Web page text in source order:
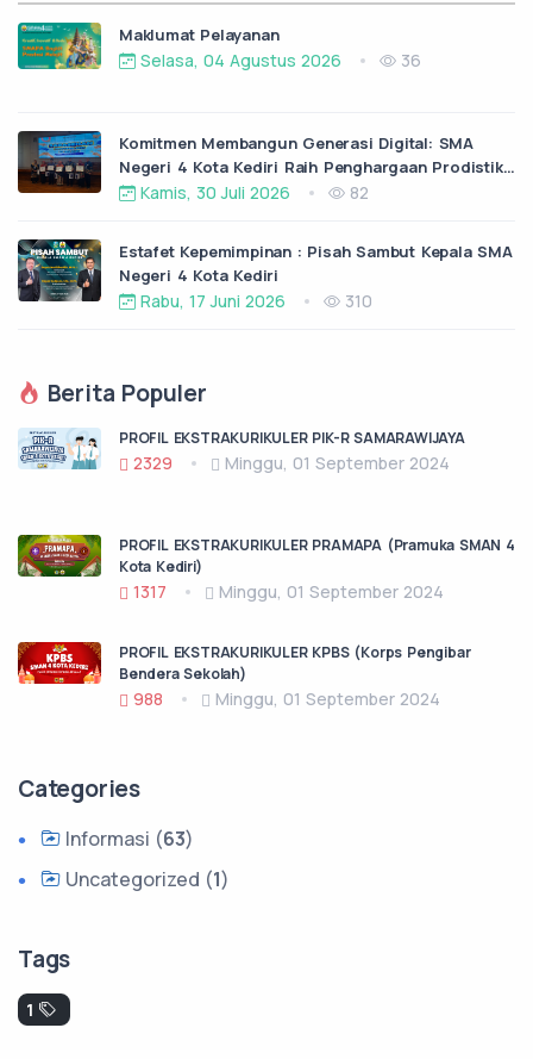
Maklumat Pelayanan
Selasa, 04 Agustus 2026 36
Komitmen Membangun Generasi Digital: SMA
Negeri 4 Kota Kediri Raih Penghargaan Prodistik
dari ITS Surabaya
Kamis, 30 Juli 2026 82
Estafet Kepemimpinan : Pisah Sambut Kepala SMA
Negeri 4 Kota Kediri
Rabu, 17 Juni 2026 310
Berita Populer
PROFIL EKSTRAKURIKULER PIK-R SAMARAWIJAYA
2329 Minggu, 01 September 2024
PROFIL EKSTRAKURIKULER PRAMAPA (Pramuka SMAN 4
Kota Kediri)
1317 Minggu, 01 September 2024
PROFIL EKSTRAKURIKULER KPBS (Korps Pengibar
Bendera Sekolah)
988 Minggu, 01 September 2024
Categories
Informasi (63)
Uncategorized (1)
Tags
1